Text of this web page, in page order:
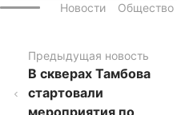
Новости Общество
Предыдущая новость
В скверах Тамбова
стартовали